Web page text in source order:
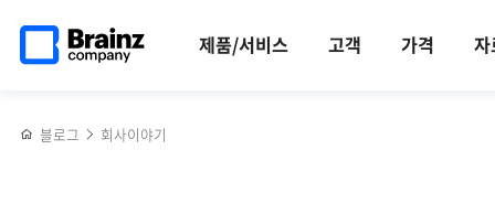
건너뛰기
제품/서비스 고객 가격 자
페이지로
블로그 회사이야기